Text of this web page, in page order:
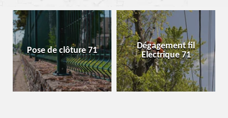
de clôture 71
Dégagement fil
Electrique 71